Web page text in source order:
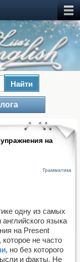
на
Грамматика
одну из самых
языка
на Present
не часто
, но без которого
и факты. Не